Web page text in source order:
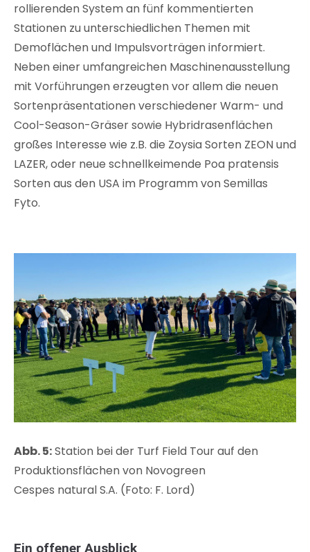
rollierenden System an fünf kommentierten
Stationen zu unterschiedlichen Themen mit
Demoflächen und Impulsvorträgen informiert.
Neben einer umfangreichen Maschinenausstellung
mit Vorführungen erzeugten vor allem die neuen
Sortenpräsentationen verschiedener Warm- und
Cool-Season-Gräser sowie Hybridrasenflächen
großes Interesse wie z.B. die Zoysia Sorten ZEON und
LAZER, oder neue schnellkeimende Poa pratensis
Sorten aus den USA im Programm von Semillas
Fyto.
Abb. 5:Station bei der Turf Field Tour auf den
Produktionsflächen von Novogreen
Cespes natural S.A. (Foto: F. Lord)
Ein offener Ausblick